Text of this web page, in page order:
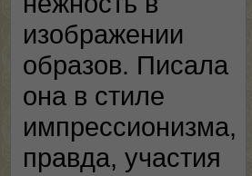
изображении
образов. Писала
она в стиле
импрессионизма,
правда, участия